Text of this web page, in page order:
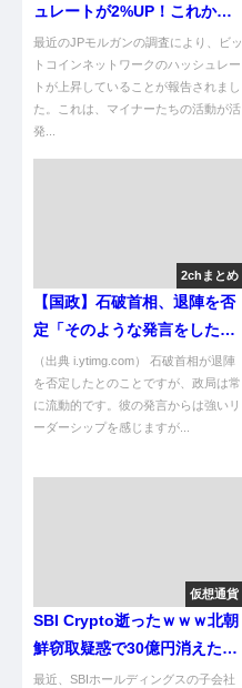
ュレートが2%UP！これから
どうなるん？
最近のJPモルガンの調査により、ビッ
トコインネットワークのハッシュレー
トが上昇していることが報告されまし
た。これは、マイナーたちの活動が活
発...
2chまとめ
【国政】石破首相、退陣を否
定「そのような発言をしたこ
とは一度もない」 [シャチ★]
（出典 i.ytimg.com） 石破首相が退陣
を否定したとのことですが、政局は常
に流動的です。彼の発言からは強いリ
ーダーシップを感じますが...
仮想通貨
SBI Crypto逝ったｗｗｗ北朝
鮮窃取疑惑で30億円消えた件
ｗｗｗ
最近、SBIホールディングスの子会社